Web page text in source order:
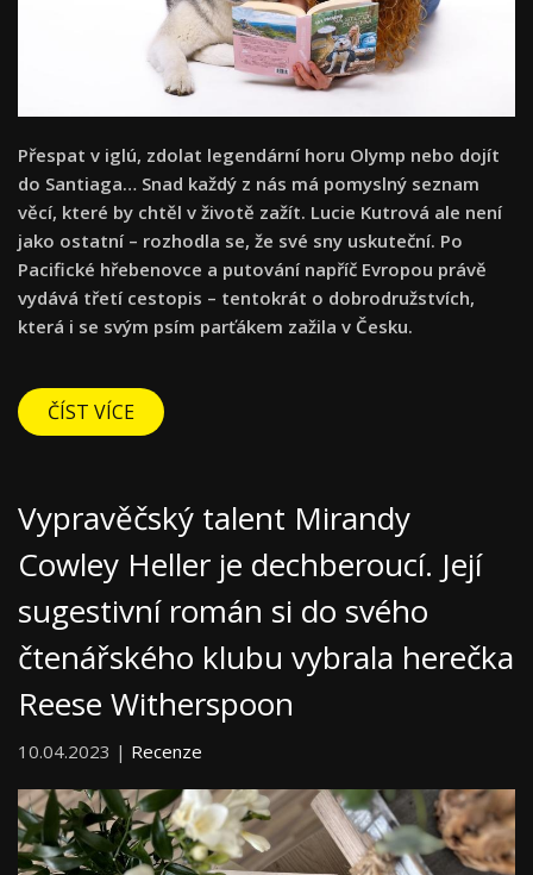
Přespat v iglú, zdolat legendární horu Olymp nebo dojít
do Santiaga… Snad každý z nás má pomyslný seznam
věcí, které by chtěl v životě zažít. Lucie Kutrová ale není
jako ostatní – rozhodla se, že své sny uskuteční. Po
Pacifické hřebenovce a putování napříč Evropou právě
vydává třetí cestopis – tentokrát o dobrodružstvích,
která i se svým psím parťákem zažila v Česku.
ČÍST VÍCE
Vypravěčský talent Mirandy
Cowley Heller je dechberoucí. Její
sugestivní román si do svého
čtenářského klubu vybrala herečka
Reese Witherspoon
10.04.2023 | Recenze